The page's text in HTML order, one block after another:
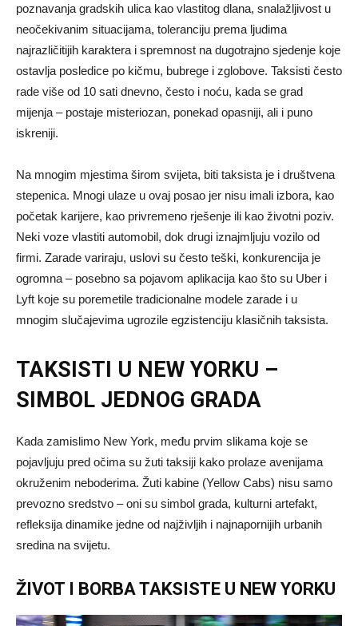
poznavanja gradskih ulica kao vlastitog dlana, snalažljivost u
neočekivanim situacijama, toleranciju prema ljudima
najrazličitijih karaktera i spremnost na dugotrajno sjedenje koje
ostavlja posledice po kičmu, bubrege i zglobove. Taksisti često
rade više od 10 sati dnevno, često i noću, kada se grad
mijenja – postaje misteriozan, ponekad opasniji, ali i puno
iskreniji.
Na mnogim mjestima širom svijeta, biti taksista je i društvena
stepenica. Mnogi ulaze u ovaj posao jer nisu imali izbora, kao
početak karijere, kao privremeno rješenje ili kao životni poziv.
Neki voze vlastiti automobil, dok drugi iznajmljuju vozilo od
firmi. Zarade variraju, uslovi su često teški, konkurencija je
ogromna – posebno sa pojavom aplikacija kao što su Uber i
Lyft koje su poremetile tradicionalne modele zarade i u
mnogim slučajevima ugrozile egzistenciju klasičnih taksista.
TAKSISTI U NEW YORKU –
SIMBOL JEDNOG GRADA
Kada zamislimo New York, među prvim slikama koje se
pojavljuju pred očima su žuti taksiji kako prolaze avenijama
okruženim neboderima. Žuti kabine (Yellow Cabs) nisu samo
prevozno sredstvo – oni su simbol grada, kulturni artefakt,
refleksija dinamike jedne od najživljih i najnapornijih urbanih
sredina na svijetu.
ŽIVOT I BORBA TAKSISTE U NEW YORKU